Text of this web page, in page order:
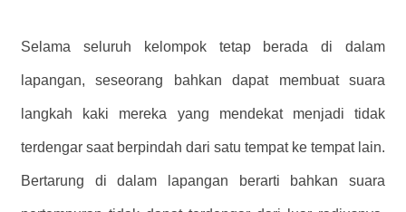
Selama seluruh kelompok tetap berada di dalam
lapangan, seseorang bahkan dapat membuat suara
langkah kaki mereka yang mendekat menjadi tidak
terdengar saat berpindah dari satu tempat ke tempat lain.
Bertarung di dalam lapangan berarti bahkan suara